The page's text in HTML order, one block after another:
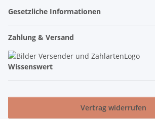
Gesetzliche Informationen
Zahlung & Versand
Wissenswert
Vertrag widerrufen